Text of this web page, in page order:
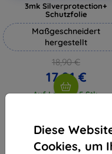
Diese
Cookies, um
3mk Silverprotection+
Schutzfolie
Maßgeschneidert
hergestellt
18,90 €
17,01 €
Auf Lager > 5 Stk.
vom ganzen